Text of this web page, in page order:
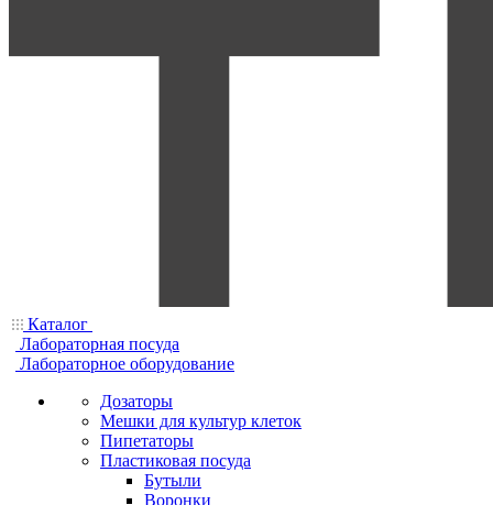
Каталог
Лабораторная посуда
Лабораторное оборудование
Дозаторы
Мешки для культур клеток
Пипетаторы
Пластиковая посуда
Бутыли
Воронки